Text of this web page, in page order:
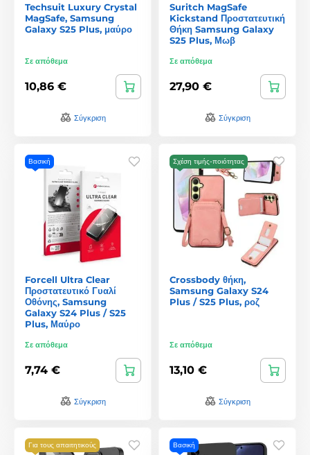
Techsuit Luxury Crystal
MagSafe, Samsung
Galaxy S25 Plus, μαύρο
Σε απόθεμα
10,86 €
Σύγκριση
Suritch MagSafe
Kickstand Προστατευτική
Θήκη Samsung Galaxy
S25 Plus, Μωβ
Σε απόθεμα
27,90 €
Σύγκριση
Βασική
Forcell Ultra Clear
Προστατευτικό Γυαλί
Οθόνης, Samsung
Galaxy S24 Plus / S25
Plus, Μαύρο
Σε απόθεμα
7,74 €
Σύγκριση
Σχέση τιμής-ποιότητας
Crossbody θήκη,
Samsung Galaxy S24
Plus / S25 Plus, ροζ
Σε απόθεμα
13,10 €
Σύγκριση
Για τους απαιτητικούς Βασική